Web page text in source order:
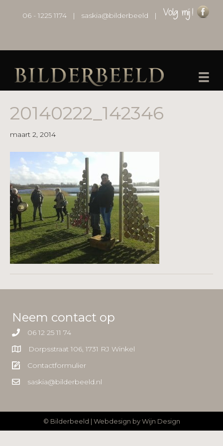
06 - 1225 1174 | saskia@bilderbeeld |
20140222_142346
maart 2, 2014
Neem contact op
06 12 25 11 74
Dorpsstraat 106, 1731 RJ Winkel
Contactformulier
saskia@bilderbeeld.nl
© Bilderbeeld | Webdesign byWijn Design